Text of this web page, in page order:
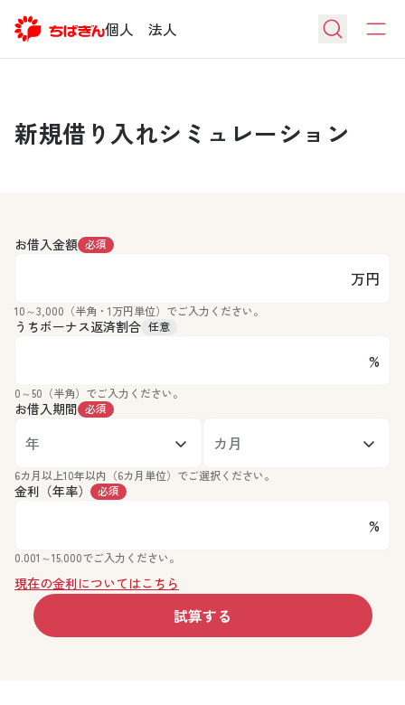
個人 法人
新規借り入れシミュレーション
お借入金額 必須
万円
10～3,000（半角・1万円単位）でご入力ください。
うちボーナス返済割合 任意
%
0～50（半角）でご入力ください。
お借入期間 必須
6カ月以上10年以内（6カ月単位）でご選択ください。
金利（年率） 必須
%
0.001～15.000でご入力ください。
現在の金利についてはこちら
試算する